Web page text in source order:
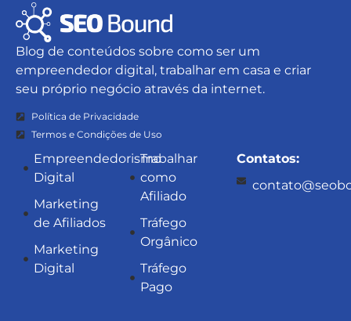
Blog de conteúdos sobre como ser um
empreendedor digital, trabalhar em casa e criar
seu próprio negócio através da internet.
Política de Privacidade
Termos e Condições de Uso
Empreendedorismo
Digital
Marketing
de Afiliados
Marketing
Digital
Trabalhar
como
Afiliado
Tráfego
Orgânico
Tráfego
Pago
Contatos: